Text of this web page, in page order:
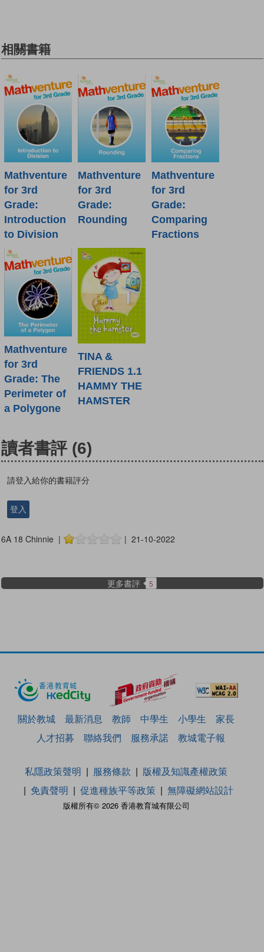
相關書籍
Mathventure
for 3rd
Grade:
Introduction
to Division
Mathventure
for 3rd
Grade:
Rounding
Mathventure
for 3rd
Grade:
Comparing
Fractions
Mathventure
for 3rd
Grade: The
Perimeter of
a Polygone
TINA &
FRIENDS 1.1
HAMMY THE
HAMSTER
讀者書評 (6)
請登入給你的書籍評分
登入
6A 18 Chinnie | | 21-10-2022
更多書評 5
關於教城 最新消息 教師 中學生 小學生
家長
人才招募
聯絡我們 服務承諾 教城電子報
版權所有© 2026 香港教育城有限公司
私隱政策聲明 服務條款
版權及知識產權政策
免責聲明
促進種族平等政策 無障礙網站設計